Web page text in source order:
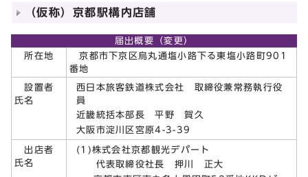
（仮称）京都駅構内店舗
届出概要（変更）
所在地
京都市下京区烏丸通塩小路下る東塩小路町901
番地
設置者
氏名
西日本旅客鉄道株式会社 取締役兼常務執行役
員
近畿統括本部長 平野 賀久
大阪市淀川区宮原4-3-39
出店者
氏名
(1)株式会社京都観光デパート
代表取締役社長 押川 正大